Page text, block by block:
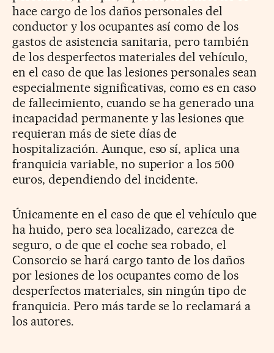
hace cargo de los daños personales del
conductor y los ocupantes así como de los
gastos de asistencia sanitaria, pero también
de los desperfectos materiales del vehículo,
en el caso de que las lesiones personales sean
especialmente significativas, como es en caso
de fallecimiento, cuando se ha generado una
incapacidad permanente y las lesiones que
requieran más de siete días de
hospitalización. Aunque, eso sí, aplica una
franquicia variable, no superior a los 500
euros, dependiendo del incidente.
Únicamente en el caso de que el vehículo que
ha huido, pero sea localizado, carezca de
seguro, o de que el coche sea robado, el
Consorcio se hará cargo tanto de los daños
por lesiones de los ocupantes como de los
desperfectos materiales, sin ningún tipo de
franquicia. Pero más tarde se lo reclamará a
los autores.